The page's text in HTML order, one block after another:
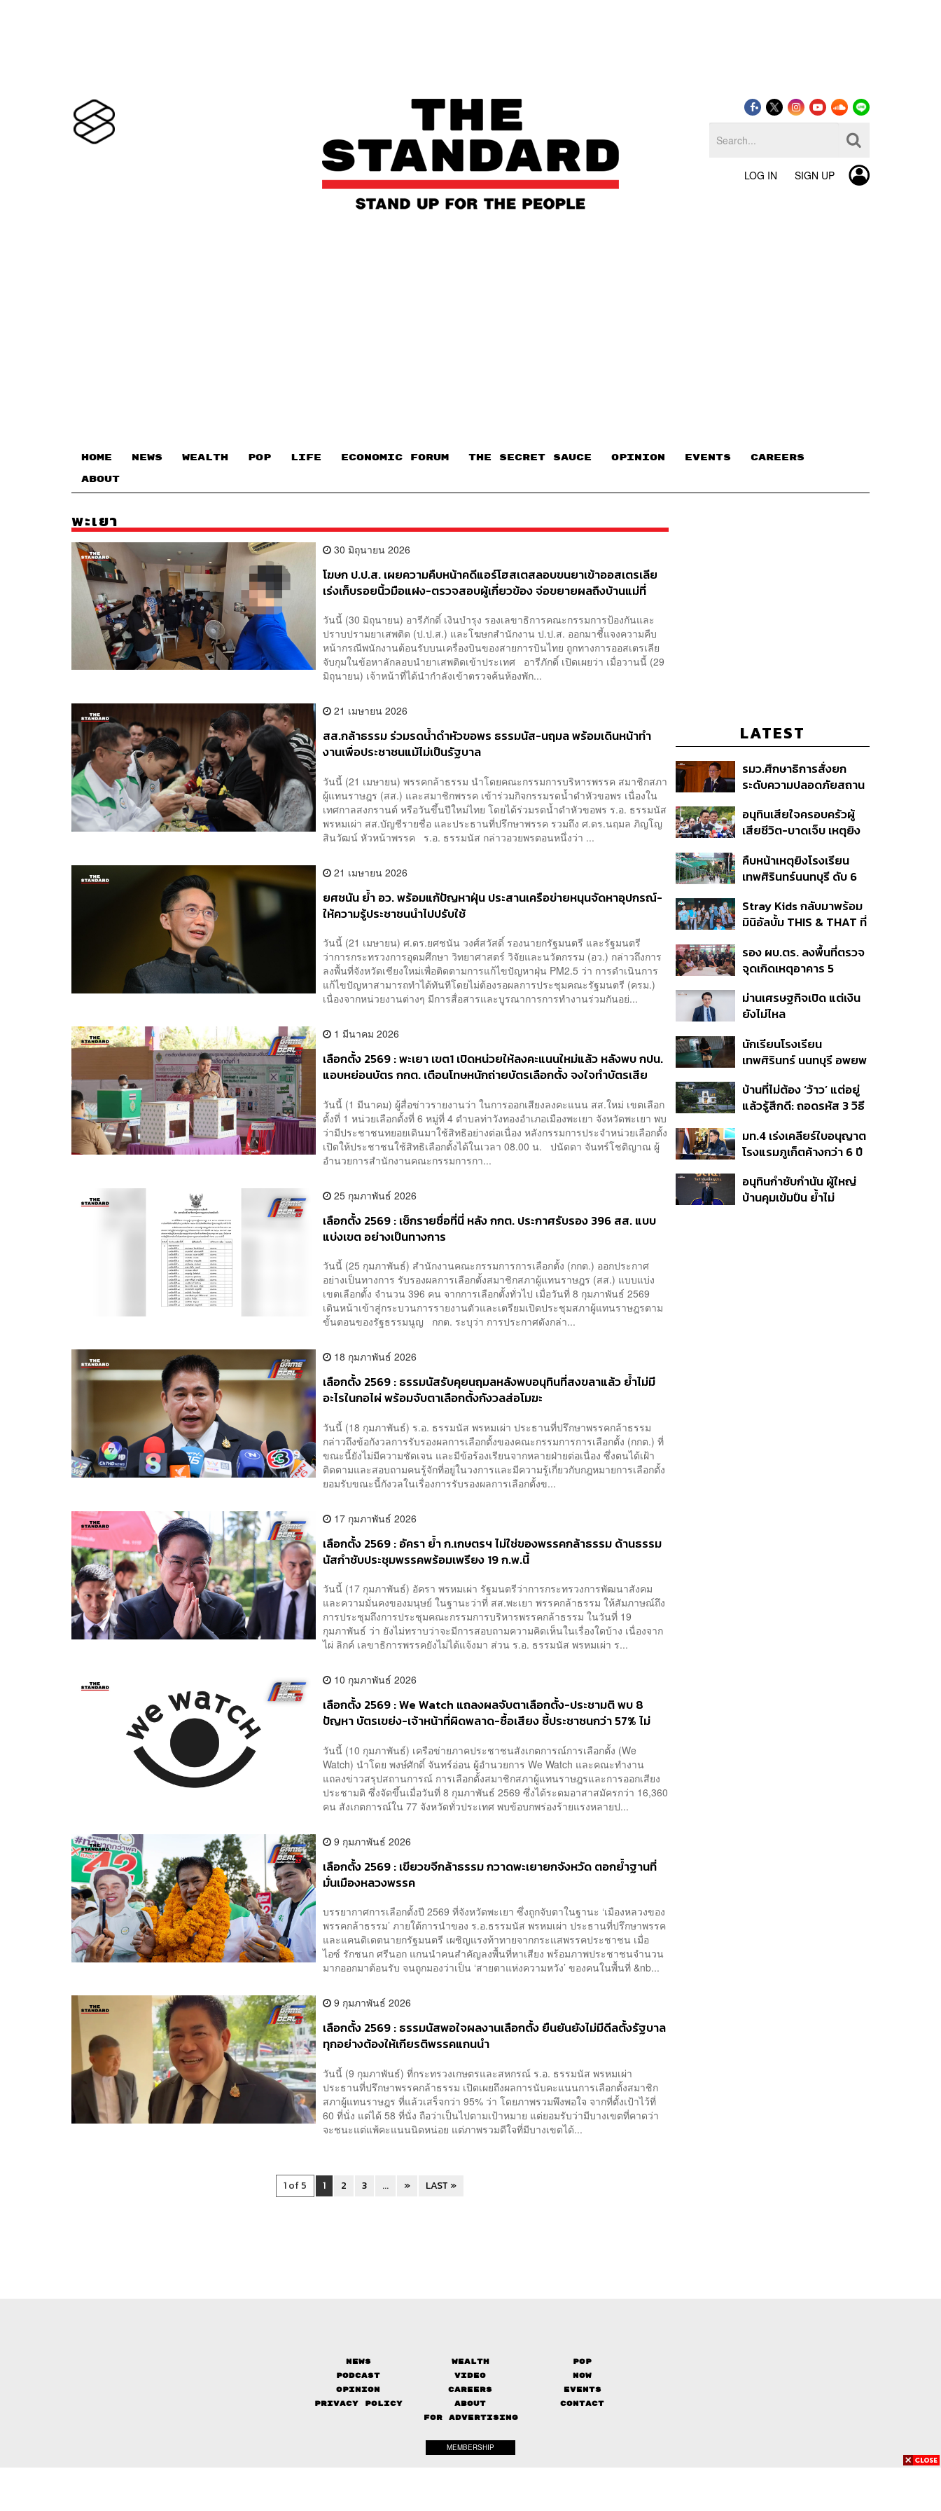
LOG IN SIGN UP
HOME NEWS WEALTH POP LIFE ECONOMIC FORUM THE SECRET SAUCE​ OPINION EVENTS CAREERS
ABOUT
พะเยา
30 มิถุนายน 2026
โฆษก ป.ป.ส. เผยความคืบหน้าคดีแอร์โฮสเตสลอบขนยาเข้าออสเตรเลีย
เร่งเก็บรอยนิ้วมือแฝง-ตรวจสอบผู้เกี่ยวข้อง จ่อขยายผลถึงบ้านแม่ที่
วันนี้ (30 มิถุนายน) อารีภักดิ์ เงินบำรุง รองเลขาธิการคณะกรรมการป้องกันและ
ปราบปรามยาเสพติด (ป.ป.ส.) และโฆษกสำนักงาน ป.ป.ส. ออกมาชี้แจงความคืบ
หน้ากรณีพนักงานต้อนรับบนเครื่องบินของสายการบินไทย ถูกทางการออสเตรเลีย
จับกุมในข้อหาลักลอบนำยาเสพติดเข้าประเทศ อารีภักดิ์ เปิดเผยว่า เมื่อวานนี้ (29
มิถุนายน) เจ้าหน้าที่ได้นำกำลังเข้าตรวจค้นห้องพัก...
21 เมษายน 2026
​สส.กล้าธรรม ร่วมรดน้ำดำหัวขอพร ธรรมนัส-นฤมล พร้อมเดินหน้าทํา
งานเพื่อประชาชนแม้ไม่เป็นรัฐบาล
วันนี้ (21 เมษายน) พรรคกล้าธรรม นำโดยคณะกรรมการบริหารพรรค สมาชิกสภา
ผู้แทนราษฎร (สส.) และสมาชิกพรรค เข้าร่วมกิจกรรมรดน้ำดำหัวขอพร เนื่องใน
เทศกาลสงกรานต์ หรือวันขึ้นปีใหม่ไทย โดยได้ร่วมรดน้ำดำหัวขอพร ร.อ. ธรรมนัส
พรหมเผ่า สส.บัญชีรายชื่อ และประธานที่ปรึกษาพรรค รวมถึง ศ.ดร.นฤมล ภิญโญ
สินวัฒน์ หัวหน้าพรรค ร.อ. ธรรมนัส กล่าวอวยพรตอนหนึ่งว่า ...
21 เมษายน 2026
ยศชนัน ย้ำ อว. พร้อมแก้ปัญหาฝุ่น ประสานเครือข่ายหนุนจัดหาอุปกรณ์-
ให้ความรู้ประชาชนนำไปปรับใช้
วันนี้ (21 เมษายน) ศ.ดร.ยศชนัน วงศ์สวัสดิ์ รองนายกรัฐมนตรี และรัฐมนตรี
ว่าการกระทรวงการอุดมศึกษา วิทยาศาสตร์ วิจัยและนวัตกรรม (อว.) กล่าวถึงการ
ลงพื้นที่จังหวัดเชียงใหม่เพื่อติดตามการแก้ไขปัญหาฝุ่น PM2.5 ว่า การดำเนินการ
แก้ไขปัญหาสามารถทำได้ทันทีโดยไม่ต้องรอผลการประชุมคณะรัฐมนตรี (ครม.)
เนื่องจากหน่วยงานต่างๆ มีการสื่อสารและบูรณาการการทำงานร่วมกันอย่...
1 มีนาคม 2026
เลือกตั้ง 2569 : พะเยา เขต1 เปิดหน่วยให้ลงคะแนนใหม่แล้ว หลังพบ กปน.
แอบหย่อนบัตร กกต. เตือนโทษหนักถ่ายบัตรเลือกตั้ง จงใจทำบัตรเสีย
วันนี้ (1 มีนาคม) ผู้สื่อข่าวรายงานว่า ในการออกเสียงลงคะแนน สส.ใหม่ เขตเลือก
ตั้งที่ 1 หน่วยเลือกตั้งที่ 6 หมู่ที่ 4 ตำบลท่าวังทองอำเภอเมืองพะเยา จังหวัดพะเยา พบ
ว่ามีประชาชนทยอยเดินมาใช้สิทธิอย่างต่อเนื่อง หลังกรรมการประจำหน่วยเลือกตั้ง
เปิดให้ประชาชนใช้สิทธิเลือกตั้งได้ในเวลา 08.00 น. ปนัดดา จันทร์โชติญาณ ผู้
อำนวยการสำนักงานคณะกรรมการกา...
25 กุมภาพันธ์ 2026
เลือกตั้ง 2569 : ​เช็กรายชื่อที่นี่ หลัง กกต. ประกาศรับรอง 396 สส. แบบ
แบ่งเขต อย่างเป็นทางการ
วันนี้ (25 กุมภาพันธ์) สำนักงานคณะกรรมการการเลือกตั้ง (กกต.) ออกประกาศ
อย่างเป็นทางการ รับรองผลการเลือกตั้งสมาชิกสภาผู้แทนราษฎร (สส.) แบบแบ่ง
เขตเลือกตั้ง จำนวน 396 คน จากการเลือกตั้งทั่วไป เมื่อวันที่ 8 กุมภาพันธ์ 2569
เดินหน้าเข้าสู่กระบวนการรายงานตัวและเตรียมเปิดประชุมสภาผู้แทนราษฎรตาม
ขั้นตอนของรัฐธรรมนูญ กกต. ระบุว่า การประกาศดังกล่า...
18 กุมภาพันธ์ 2026
เลือกตั้ง 2569 : ธรรมนัสรับคุยนฤมลหลังพบอนุทินที่สงขลาแล้ว ย้ำไม่มี
อะไรในกอไผ่ พร้อมจับตาเลือกตั้งกังวลส่อโมฆะ
วันนี้ (18 กุมภาพันธ์) ร.อ. ธรรมนัส พรหมเผ่า ประธานที่ปรึกษาพรรคกล้าธรรม
กล่าวถึงข้อกังวลการรับรองผลการเลือกตั้งของคณะกรรมการการเลือกตั้ง (กกต.) ที่
ขณะนี้ยังไม่มีความชัดเจน และมีข้อร้องเรียนจากหลายฝ่ายต่อเนื่อง ซึ่งตนได้เฝ้า
ติดตามและสอบถามคนรู้จักที่อยู่ในวงการและมีความรู้เกี่ยวกับกฎหมายการเลือกตั้ง
ยอมรับขณะนี้กังวลในเรื่องการรับรองผลการเลือกตั้งข...
17 กุมภาพันธ์ 2026
เลือกตั้ง 2569 : อัครา ย้ำ ก.เกษตรฯ ไม่ใช่ของพรรคกล้าธรรม ด้านธรรม
นัสกำชับประชุมพรรคพร้อมเพรียง 19 ก.พ.นี้
วันนี้ (17 กุมภาพันธ์) อัครา พรหมเผ่า รัฐมนตรีว่าการกระทรวงการพัฒนาสังคม
และความมั่นคงของมนุษย์ ในฐานะว่าที่ สส.พะเยา พรรคกล้าธรรม ให้สัมภาษณ์ถึง
การประชุมถึงการประชุมคณะกรรมการบริหารพรรคกล้าธรรม ในวันที่ 19
กุมภาพันธ์ ว่า ยังไม่ทราบว่าจะมีการสอบถามความคิดเห็นในเรื่องใดบ้าง เนื่องจาก
ไผ่ ลิกค์ เลขาธิการพรรคยังไม่ได้แจ้งมา ส่วน ร.อ. ธรรมนัส พรหมเผ่า ร...
10 กุมภาพันธ์ 2026
เลือกตั้ง 2569 : We Watch แถลงผลจับตาเลือกตั้ง-ประชามติ พบ 8
ปัญหา บัตรเขย่ง-เจ้าหน้าที่ผิดพลาด-ซื้อเสียง ชี้ประชาชนกว่า 57% ไม่
วันนี้ (10 กุมภาพันธ์) เครือข่ายภาคประชาชนสังเกตการณ์การเลือกตั้ง (We
Watch) นำโดย พงษ์ศักดิ์ จันทร์อ่อน ผู้อำนวยการ We Watch และคณะทำงาน
แถลงข่าวสรุปสถานการณ์ การเลือกตั้งสมาชิกสภาผู้แทนราษฎรและการออกเสียง
ประชามติ ซึ่งจัดขึ้นเมื่อวันที่ 8 กุมภาพันธ์ 2569 ซึ่งได้ระดมอาสาสมัครกว่า 16,360
คน สังเกตการณ์ใน 77 จังหวัดทั่วประเทศ พบข้อบกพร่องร้ายแรงหลายป...
9 กุมภาพันธ์ 2026
เลือกตั้ง 2569 : เขียวขจีกล้าธรรม กวาดพะเยายกจังหวัด ตอกย้ำฐานที่
มั่นเมืองหลวงพรรค
บรรยากาศการเลือกตั้งปี 2569 ที่จังหวัดพะเยา ซึ่งถูกจับตาในฐานะ ‘เมืองหลวงของ
พรรคกล้าธรรม’ ภายใต้การนำของ ร.อ.ธรรมนัส พรหมเผ่า ประธานที่ปรึกษาพรรค
และแคนดิเดตนายกรัฐมนตรี เผชิญแรงท้าทายจากกระแสพรรคประชาชน เมื่อ
ไอซ์ รักชนก ศรีนอก แกนนำคนสำคัญลงพื้นที่หาเสียง พร้อมภาพประชาชนจำนวน
มากออกมาต้อนรับ จนถูกมองว่าเป็น ‘สายตาแห่งความหวัง’ ของคนในพื้นที่ &nb...
9 กุมภาพันธ์ 2026
เลือกตั้ง 2569 : ธรรมนัสพอใจผลงานเลือกตั้ง ยืนยันยังไม่มีดีลตั้งรัฐบาล
ทุกอย่างต้องให้เกียรติพรรคแกนนำ
วันนี้ (9 กุมภาพันธ์) ที่กระทรวงเกษตรและสหกรณ์ ร.อ. ธรรมนัส พรหมเผ่า
ประธานที่ปรึกษาพรรคกล้าธรรม เปิดเผยถึงผลการนับคะแนนการเลือกตั้งสมาชิก
สภาผู้แทนราษฎร ที่แล้วเสร็จกว่า 95% ว่า โดยภาพรวมพึงพอใจ จากที่ตั้งเป้าไว้ที่
60 ที่นั่ง แต่ได้ 58 ที่นั่ง ถือว่าเป็นไปตามเป้าหมาย แต่ยอมรับว่ามีบางเขตที่คาดว่า
จะชนะแต่แพ้คะแนนนิดหน่อย แต่ภาพรวมดีใจที่มีบางเขตได้...
1 of 5 1 2 3 ... » LAST »
LATEST
รมว.ศึกษาธิการสั่งยก
ระดับความปลอดภัยสถาน
แชร์เพื่อระงับพฤติกรรม
เลียนแบบ หลังเหตุยิงใน
อนุทินเสียใจครอบครัวผู้
เสียชีวิต-บาดเจ็บ เหตุยิง
เดินหน้าแก้ กม.คุมอาวุธปืน
ชี้ผู้ปกครองต้องร่วมรับผิด
คืบหน้าเหตุยิงโรงเรียน
เทพศิรินทร์นนทบุรี ดับ 6
ขโมยปืนปู่ก่อเหตุ
Stray Kids กลับมาพร้อม
มินิอัลบั้ม THIS & THAT ที่
หลากหลายของวง
รอง ผบ.ตร. ลงพื้นที่ตรวจ
จุดเกิดเหตุอาคาร 5
ม่านเศรษฐกิจเปิด แต่เงิน
ยังไม่ไหล
นักเรียนโรงเรียน
เทพศิรินทร์ นนทบุรี อพยพ
ชั่วคราว หลังเหตุใช้อาวุธ
ปืนภายในโรงเรียน
บ้านที่ไม่ต้อง ‘ว้าว’ แต่อยู่
แล้วรู้สึกดี: ถอดรหัส 3 วิธี
Well-Being ในทุกวัน
มท.4 เร่งเคลียร์ใบอนุญาต
โรงแรมภูเก็ตค้างกว่า 6 ปี
โมเดลแก้ทั้งประเทศ
อนุทินกำชับกำนัน ผู้ใหญ่
บ้านคุมเข้มปืน ย้ำไม่
News Wealth
Pop
Podcast
Video
Now
Opinion
Careers
Events
Privacy Policy
About
Contact
FOR ADVERTISING
MEMBERSHIP